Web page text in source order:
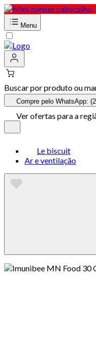
Menu
Buscar por produto ou
Compre pelo WhatsApp:
Ver ofertas para a
Le biscuit
Ar e ventilação